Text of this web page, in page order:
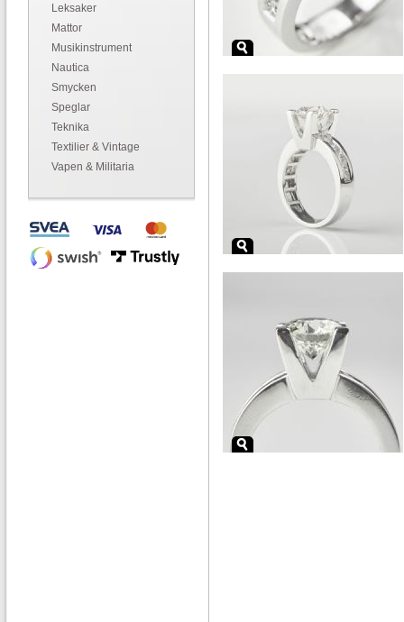
Leksaker
Mattor
Musikinstrument
Nautica
Smycken
Speglar
Teknika
Textilier & Vintage
Vapen & Militaria